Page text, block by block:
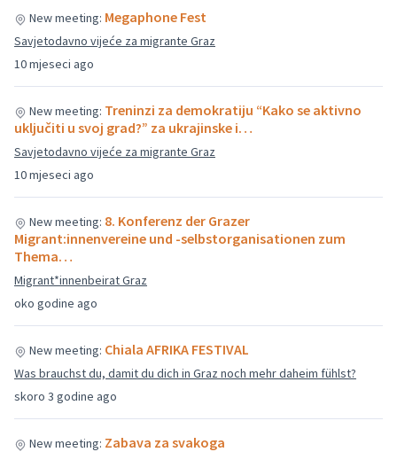
10 mjeseci ago
New meeting: Megaphone Fest
Savjetodavno vijeće za migrante Graz
10 mjeseci ago
New meeting: Treninzi za demokratiju “Kako se aktivno
uključiti u svoj grad?” za ukrajinske i…
Savjetodavno vijeće za migrante Graz
oko godine ago
New meeting: 8. Konferenz der Grazer
Migrant:innenvereine und -selbstorganisationen zum
Thema…
Migrant*innenbeirat Graz
skoro 3 godine ago
New meeting: Chiala AFRIKA FESTIVAL
Was brauchst du, damit du dich in Graz noch mehr daheim fühlst?
New meeting: Zabava za svakoga